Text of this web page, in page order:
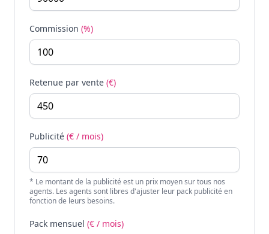
Commission (%)
Retenue par vente (€)
Publicité (€ / mois)
* Le montant de la publicité est un prix moyen sur tous nos
agents. Les agents sont libres d'ajuster leur pack publicité en
fonction de leurs besoins.
Pack mensuel (€ / mois)